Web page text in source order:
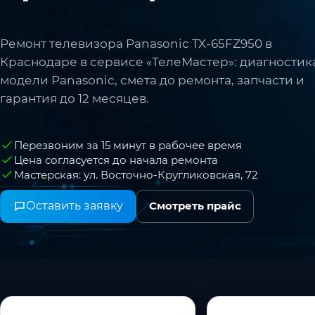
Ремонт телевизора Panasonic TX-65FZ950 в
Краснодаре в сервисе «ТелеМастер»:
модели Panasonic, смета до ремонта, запчасти и
гарантия до 12 месяцев.
Перезвоним за 15 минут в рабочее время
Цена согласуется до начала ремонта
Мастерская: ул. Восточно-Кругликовская, 72
Оставить заявку Смотреть прайс